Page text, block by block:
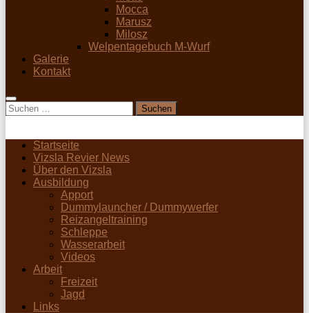
Mocca
Marusz
Milosz
Welpentagebuch M-Wurf
Galerie
Kontakt
Suchen
nach:
Startseite
Vizsla Revier News
Über den Vizsla
Ausbildung
Apport
Dummylauncher / Dummywerfer
Reizangeltraining
Schleppe
Wasserarbeit
Videos
Arbeit
Freizeit
Jagd
Links